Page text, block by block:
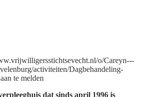
o/Careyn---
activiteiten/Dagbehandeling-
te melden
dat sinds april 1996 is